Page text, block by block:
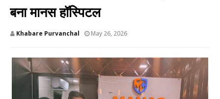
बना मानस हॉस्पिटल
Khabare Purvanchal May 26, 2026